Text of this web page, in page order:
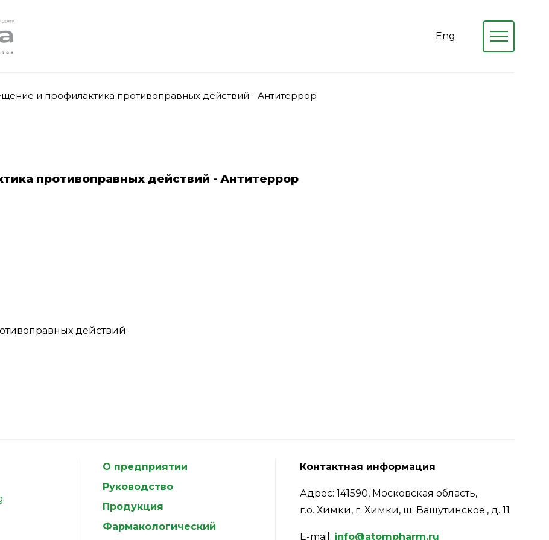
Eng
и профилактика противоправных действий - Антитеррор
противоправных действий - Антитеррор
действий
О предприятии
Руководство
Продукция
Фармакологический
Контактная информация
Адрес: 141590, Московская область,
г.о. Химки, г. Химки, ш. Вашутинское., д. 11
E-mail: info@atompharm.ru